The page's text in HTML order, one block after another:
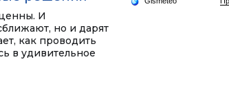
И
но и дарят
как проводить
в удивительное